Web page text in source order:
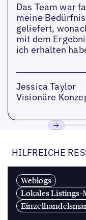
Das Team war
meine
geliefert,
mit dem
ich erhalten
Jessica Taylor
Visionäre
HILFREICHE
Weblogs
Lokales Listings-